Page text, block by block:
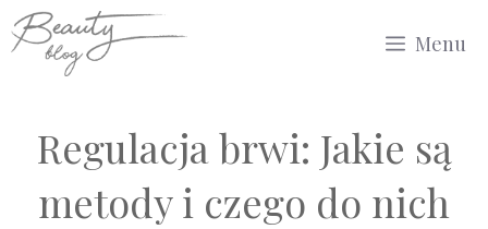
Przejdź
do
Menu
Regulacja brwi: Jakie są
metody i czego do nich